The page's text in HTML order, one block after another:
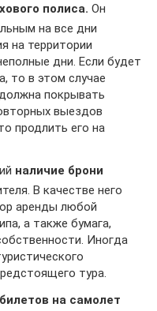
полиса. Он
на все дни
на территории
дни. Если будет
то в этом случае
покрывать
выездов
продлить его на
наличие брони
В качестве него
аренды любой
а также бумага,
Иногда
тура.
на самолет